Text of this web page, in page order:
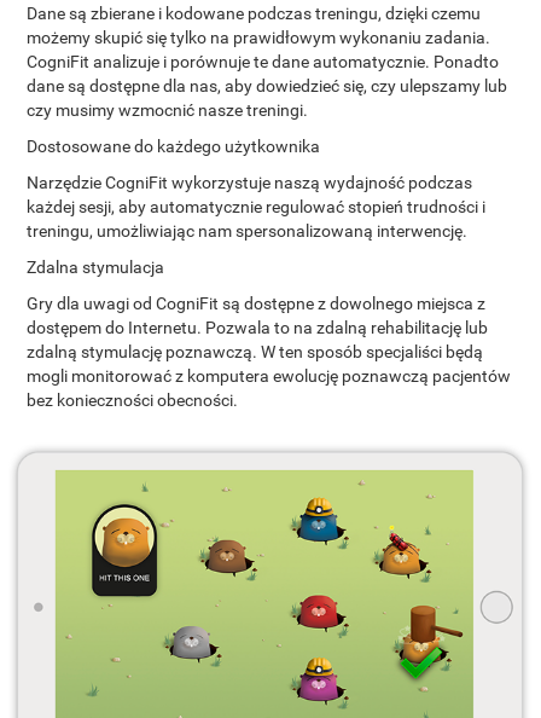
Dane są zbierane i kodowane podczas treningu, dzięki czemu
możemy skupić się tylko na prawidłowym wykonaniu zadania.
CogniFit analizuje i porównuje te dane automatycznie. Ponadto
dane są dostępne dla nas, aby dowiedzieć się, czy ulepszamy lub
czy musimy wzmocnić nasze treningi.
Dostosowane do każdego użytkownika
Narzędzie CogniFit wykorzystuje naszą wydajność podczas
każdej sesji, aby automatycznie regulować stopień trudności i
treningu, umożliwiając nam spersonalizowaną interwencję.
Zdalna stymulacja
Gry dla uwagi od CogniFit są dostępne z dowolnego miejsca z
dostępem do Internetu. Pozwala to na zdalną rehabilitację lub
zdalną stymulację poznawczą. W ten sposób specjaliści będą
mogli monitorować z komputera ewolucję poznawczą pacjentów
bez konieczności obecności.